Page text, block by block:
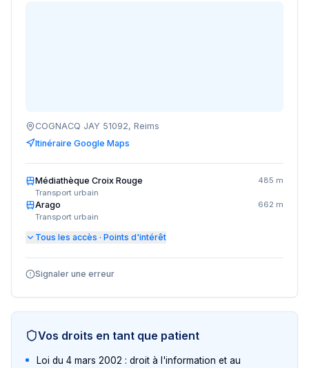
COGNACQ JAY 51092, Reims
Itinéraire Google Maps
Médiathèque Croix Rouge
Transport urbain
485 m
Arago
Transport urbain
662 m
Tous les accès · Points d'intérêt
Signaler une erreur
Vos droits en tant que patient
Loi du 4 mars 2002 : droit à l'information et au